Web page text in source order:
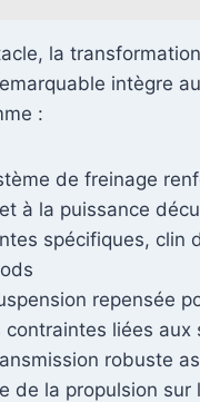
la
intègre
:
de freinage
à la puissance
spécifiques, clin
repensée
contraintes liées aux
robuste
de la propulsion sur